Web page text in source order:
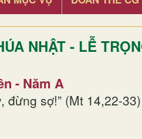
NHẬT - LỄ
- Năm A
đừng sợ!” (Mt 14,22-33)